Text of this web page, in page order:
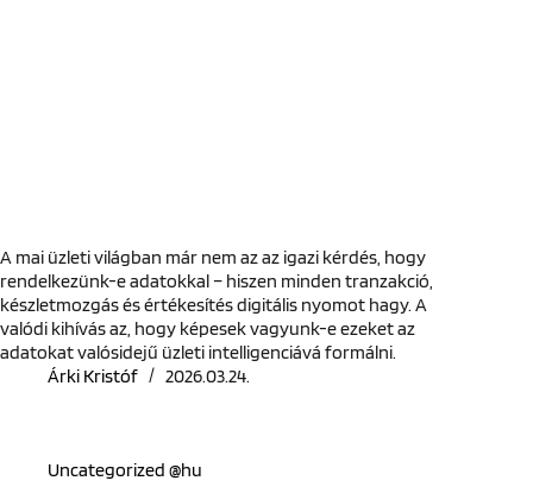
A mai üzleti világban már nem az az igazi kérdés, hogy
rendelkezünk-e adatokkal – hiszen minden tranzakció,
készletmozgás és értékesítés digitális nyomot hagy. A
valódi kihívás az, hogy képesek vagyunk-e ezeket az
adatokat valósidejű üzleti intelligenciává formálni.
Árki Kristóf
2026.03.24.
Uncategorized @hu